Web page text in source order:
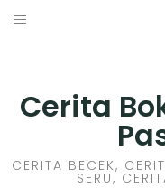
Skip
Cerita
CERITA BECEK,
SERU,
CERITA SEX HOT